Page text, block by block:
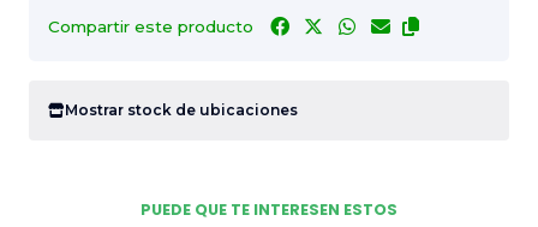
Compartir este producto
Mostrar stock de ubicaciones
PUEDE QUE TE INTERESEN ESTOS